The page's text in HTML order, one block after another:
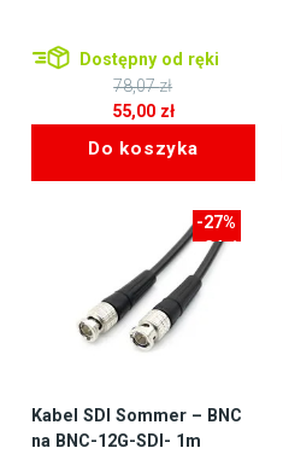
Dostępny od ręki
78,07zł
wynosiła:
78,07 zł.
55,00 zł
wynosi:
Do koszyka
-27%
-24zł
Kabel SDI Sommer – BNC
na BNC-12G-SDI- 1m